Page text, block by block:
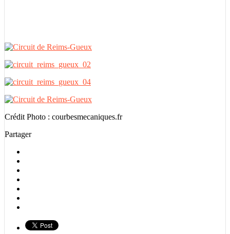
Crédit Photo : courbesmecaniques.fr
Partager